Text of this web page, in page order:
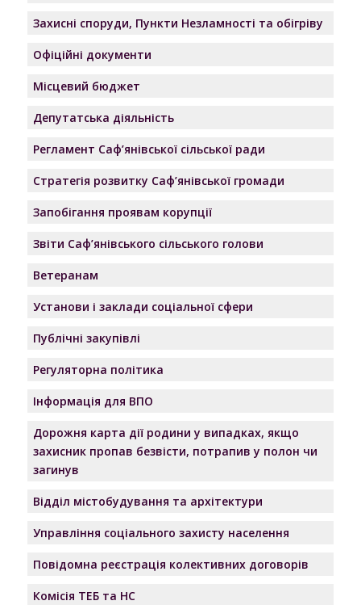
Захисні споруди, Пункти Незламності та обігріву
Офіційні документи
Місцевий бюджет
Депутатська діяльність
Регламент Саф’янівської сільської ради
Стратегія розвитку Саф’янівської громади
Запобігання проявам корупції
Звіти Саф’янівського сільського голови
Ветеранам
Установи і заклади соціальної сфери
Публічні закупівлі
Регуляторна політика
Інформація для ВПО
Дорожня карта дії родини у випадках, якщо
захисник пропав безвісти, потрапив у полон чи
загинув
Відділ містобудування та архітектури
Управління соціального захисту населення
Повідомна реєстрація колективних договорів
Комісія ТЕБ та НС